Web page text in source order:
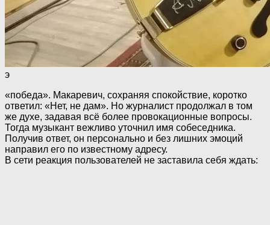
э
«победа». Макаревич, сохраняя спокойствие, коротко
ответил: «Нет, не дам». Но журналист продолжал в том
же духе, задавая всё более провокационные вопросы.
Тогда музыкант вежливо уточнил имя собеседника.
Получив ответ, он персонально и без лишних эмоций
направил его по известному адресу.
В сети реакция пользователей не заставила себя ждать: